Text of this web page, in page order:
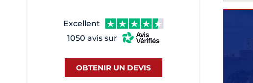
Carnon
Castelnaudary
Castelsarrasin
Chatillon en Bazois
Excellent
1050 avis sur
OBTENIR UN DEVIS